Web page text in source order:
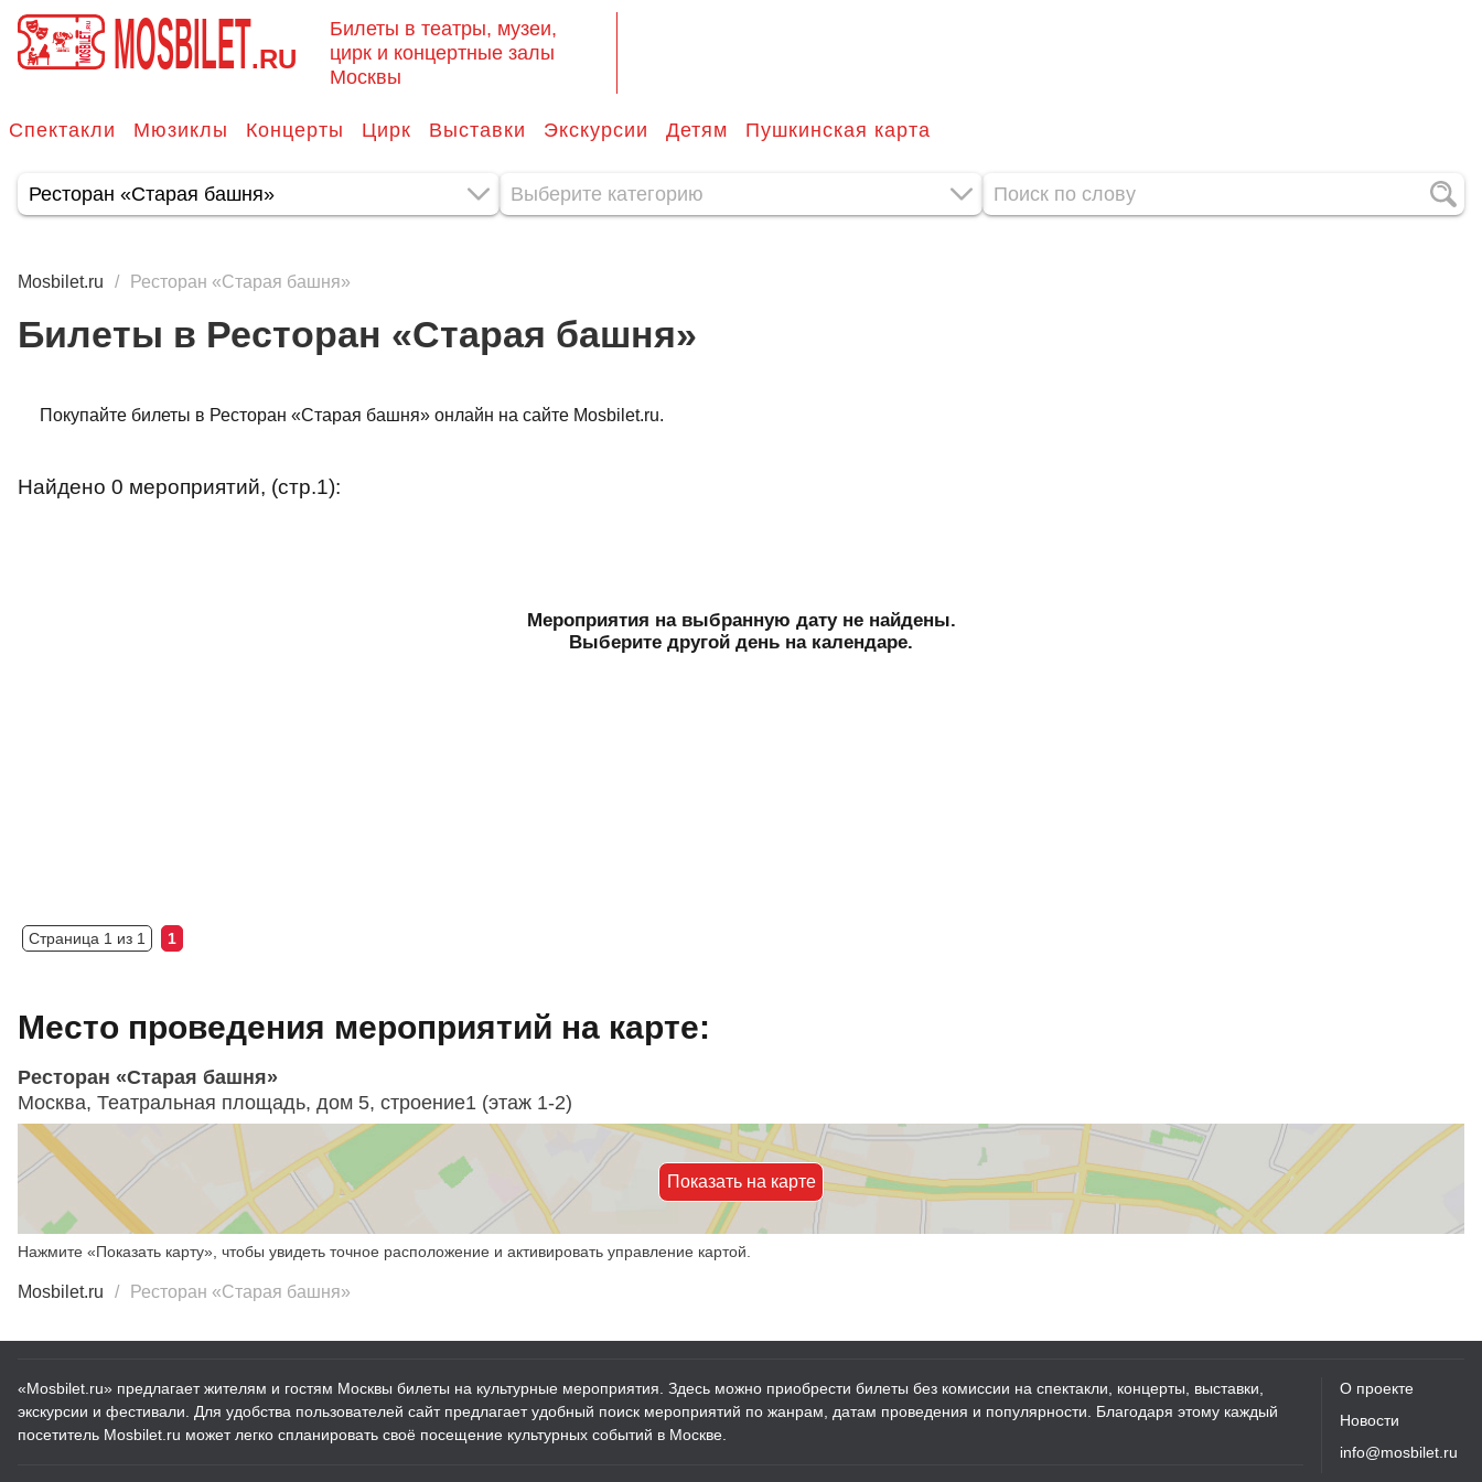
MOSBILET.RU
Билеты в театры, музеи,
цирк и концертные залы
Москвы
Спектакли Мюзиклы Концерты Цирк Выставки Экскурсии Детям Пушкинская карта
Выберите категорию
Mosbilet.ru Ресторан «Старая башня»
Билеты в Ресторан «Старая башня»
Покупайте билеты в Ресторан «Старая башня» онлайн на сайте Mosbilet.ru.
Найдено 0 мероприятий, (стр.1):
Мероприятия на выбранную дату не найдены.
Выберите другой день на календаре.
Страница 1 из 1 1
Место проведения мероприятий на карте:
Ресторан «Старая башня»
Москва, Театральная площадь, дом 5, строение1 (этаж 1-2)
Показать на карте
Нажмите «Показать карту», чтобы увидеть точное расположение и активировать управление картой.
Mosbilet.ru Ресторан «Старая башня»
«Mosbilet.ru» предлагает жителям и гостям Москвы билеты на культурные мероприятия. Здесь можно приобрести билеты без комиссии на спектакли, концерты, выставки,
экскурсии и фестивали. Для удобства пользователей сайт предлагает удобный поиск мероприятий по жанрам, датам проведения и популярности. Благодаря этому каждый
посетитель Mosbilet.ru может легко спланировать своё посещение культурных событий в Москве.
О проекте
Новости
info@mosbilet.ru